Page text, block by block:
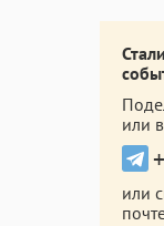
или
или